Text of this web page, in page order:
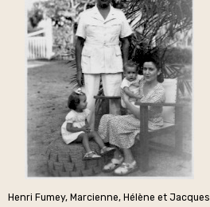
Henri Fumey, Marcienne, Hélène et Jacques